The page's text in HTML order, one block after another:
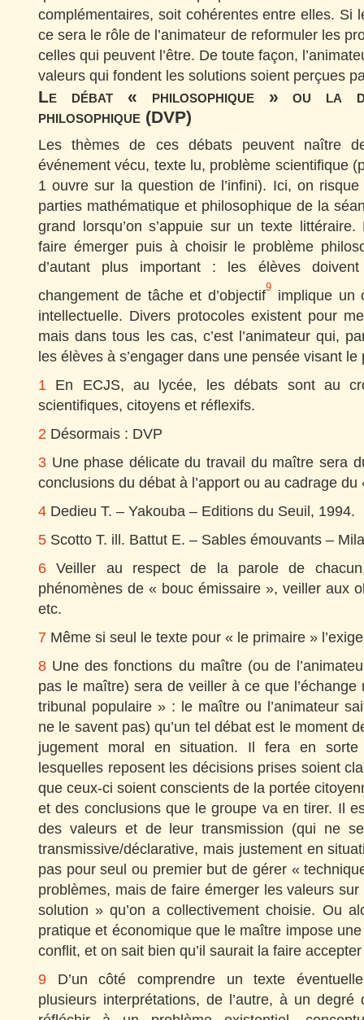
complémentaires, soit cohérentes entre elles. Si
ce sera le rôle de l’animateur de reformuler les
celles qui peuvent l’être. De toute façon,
valeurs qui fondent les solutions soient perçues
Le débat « philosophique » ou la
philosophique (DVP)
Les thèmes de ces débats peuvent naître
événement vécu, texte lu, problème scientifique
1 ouvre sur la question de l’infini). Ici, on
parties mathématique et philosophique de la
grand lorsqu’on s’appuie sur un texte
faire émerger puis à choisir le problème
d’autant plus important : les élèves
changement de tâche et d’objectif9
implique un
intellectuelle. Divers protocoles existent pour
mais dans tous les cas, c’est l’animateur qui,
les élèves à s’engager dans une pensée visant le
1 En ECJS, au lycée, les débats sont au
scientifiques, citoyens et réflexifs.
2 Désormais : DVP
3 Une phase délicate du travail du maître sera
conclusions du débat à l’apport ou au cadrage
4 Dedieu T. – Yakouba – Editions du Seuil, 1994.
5 Scotto T. ill. Battut E. – Sables émouvants –
6 Veiller au respect de la parole de
phénomènes de « bouc émissaire », veiller aux
etc.
7 Même si seul le texte pour « le primaire » l’exige
8 Une des fonctions du maître (ou de
pas le maître) sera de veiller à ce que
tribunal populaire » : le maître ou l’animateur
ne le savent pas) qu’un tel débat est le moment
jugement moral en situation. Il fera en
lesquelles reposent les décisions prises soient
que ceux-ci soient conscients de la portée
et des conclusions que le groupe va en tirer. Il
des valeurs et de leur transmission (qui ne
transmissive/déclarative, mais justement en
pas pour seul ou premier but de gérer «
problèmes, mais de faire émerger les valeurs
solution » qu’on a collectivement choisie. Ou
pratique et économique que le maître impose
conflit, et on sait bien qu’il saurait la faire
9 D’un côté comprendre un texte
plusieurs interprétations, de l’autre, à un degré